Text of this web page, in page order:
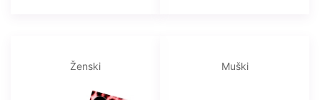
Ženski Muški